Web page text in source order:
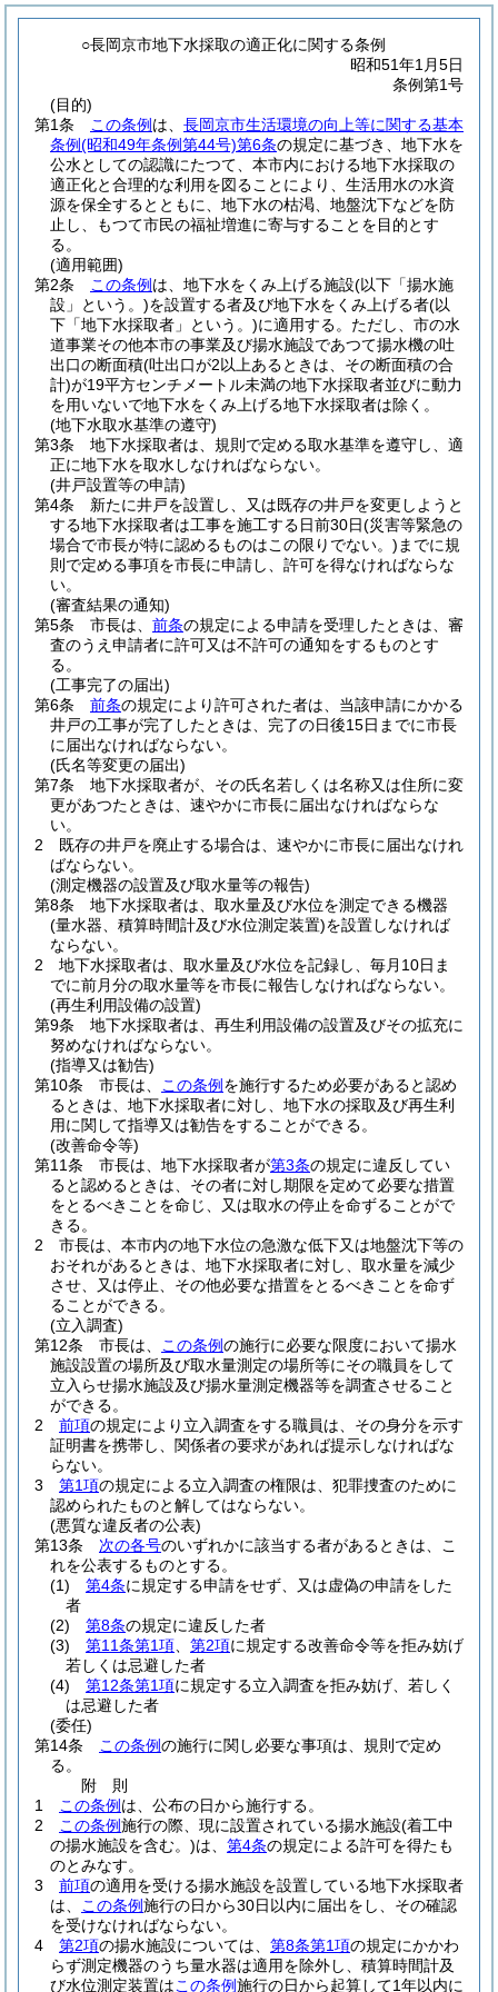
○長岡京市地下水採取の適正化に関する条例
昭和51年1月5日
条例第1号
(目的)
第1条
この条例 は、 長岡京市生活環境の向上等に関する基本
条例(昭和49年条例第44号)第6条の規定に基づき、地下水を
公水としての認識にたつて、本市内における地下水採取の
適正化と合理的な利用を図ることにより、生活用水の水資
源を保全するとともに、地下水の枯渇、地盤沈下などを防
止し、もつて市民の福祉増進に寄与することを目的とす
る。
(適用範囲)
第2条
この条例 は、地下水をくみ上げる施設(以下「揚水施
設」という。)を設置する者及び地下水をくみ上げる者(以
下「地下水採取者」という。)に適用する。 ただし、市の水
道事業その他本市の事業及び揚水施設であつて揚水機の吐
出口の断面積(吐出口が2以上あるときは、その断面積の合
計)が19平方センチメートル未満の地下水採取者並びに動力
を用いないで地下水をくみ上げる地下水採取者は除く。
(地下水取水基準の遵守)
第3条
地下水採取者は、規則で定める取水基準を遵守し、適
正に地下水を取水しなければならない。
(井戸設置等の申請)
第4条
新たに井戸を設置し、又は既存の井戸を変更しようと
する地下水採取者は工事を施工する日前30日(災害等緊急の
場合で市長が特に認めるものはこの限りでない。) までに規
則で定める事項を市長に申請し、許可を得なければならな
い。
(審査結果の通知)
第5条
市長は、 前条の規定による申請を受理したときは、審
査のうえ申請者に許可又は不許可の通知をするものとす
る。
(工事完了の届出)
第6条
前条の規定により許可された者は、当該申請にかかる
井戸の工事が完了したときは、完了の日後15日までに市長
に届出なければならない。
(氏名等変更の届出)
第7条
地下水採取者が、その氏名若しくは名称又は住所に変
更があつたときは、速やかに市長に届出なければならな
い。
2
既存の井戸を廃止する場合は、速やかに市長に届出なけれ
ばならない。
(測定機器の設置及び取水量等の報告)
第8条
地下水採取者は、取水量及び水位を測定できる機器
(量水器、積算時間計及び水位測定装置)を設置しなければ
ならない。
2
地下水採取者は、取水量及び水位を記録し、毎月10日ま
でに前月分の取水量等を市長に報告しなければならない。
(再生利用設備の設置)
第9条
地下水採取者は、再生利用設備の設置及びその拡充に
努めなければならない。
(指導又は勧告)
第10条
市長は、 この条例 を施行するため必要があると認め
るときは、地下水採取者に対し、地下水の採取及び再生利
用に関して指導又は勧告をすることができる。
(改善命令等)
第11条
市長は、地下水採取者が第3条の規定に違反してい
ると認めるときは、その者に対し期限を定めて必要な措置
をとるべきことを命じ、又は取水の停止を命ずることがで
きる。
2
市長は、本市内の地下水位の急激な低下又は地盤沈下等の
おそれがあるときは、地下水採取者に対し、取水量を減少
させ、又は停止、その他必要な措置をとるべきことを命ず
ることができる。
(立入調査)
第12条
市長は、 この条例の施行に必要な限度において揚水
施設設置の場所及び取水量測定の場所等にその職員をして
立入らせ揚水施設及び揚水量測定機器等を調査させること
ができる。
2
前項の規定により立入調査をする職員は、その身分を示す
証明書を携帯し、関係者の要求があれば提示しなければな
らない。
3
第1項の規定による立入調査の権限は、犯罪捜査のために
認められたものと解してはならない。
(悪質な違反者の公表)
第13条
次の各号のいずれかに該当する者があるときは、こ
れを公表するものとする。
(1)
第4条に規定する申請をせず、又は虚偽の申請をした
者
(2)
第8条の規定に違反した者
(3)
第11条第1項 第2項に規定する改善命令等を拒み妨げ
若しくは忌避した者
(4)
第12条第1項に規定する立入調査を拒み妨げ、若しく
は忌避した者
(委任)
第14条
この条例の施行に関し必要な事項は、規則で定め
る。
附 則
1
この条例 は、公布の日から施行する。
2
この条例施行の際、現に設置されている揚水施設(着工中
の揚水施設を含む。)は、 第4条の規定による許可を得たも
のとみなす。
3
前項の適用を受ける揚水施設を設置している地下水採取者
は、
この条例施行の日から30日以内に届出をし、その確認
を受けなければならない。
4
第2項の揚水施設については、 第8条第1項の規定にかかわ
らず測定機器のうち量水器は適用を除外し、積算時間計及
び水位測定装置はこの条例施行の日から起算して1年以内に